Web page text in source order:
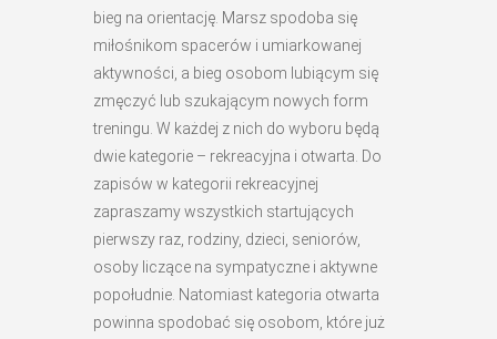
bieg na orientację. Marsz spodoba się
miłośnikom spacerów i umiarkowanej
aktywności, a bieg osobom lubiącym się
zmęczyć lub szukającym nowych form
treningu. W każdej z nich do wyboru będą
dwie kategorie – rekreacyjna i otwarta. Do
zapisów w kategorii rekreacyjnej
zapraszamy wszystkich startujących
pierwszy raz, rodziny, dzieci, seniorów,
osoby liczące na sympatyczne i aktywne
popołudnie. Natomiast kategoria otwarta
powinna spodobać się osobom, które już